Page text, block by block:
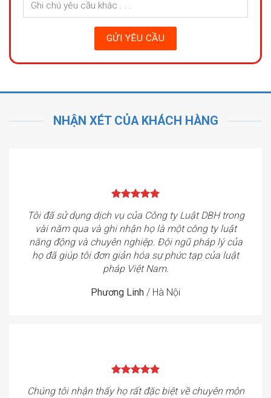
NHẬN XÉT CỦA KHÁCH HÀNG
Tôi đã sử dụng dịch vụ của Công ty Luật DBH trong
vài năm qua và ghi nhận họ là một công ty luật
năng động và chuyên nghiệp. Đội ngũ pháp lý của
họ đã giúp tôi đơn giản hóa sự phức tạp của luật
pháp Việt Nam.
Phương Linh / Hà Nội
Chúng tôi nhận thấy họ rất đặc biệt về chuyên môn